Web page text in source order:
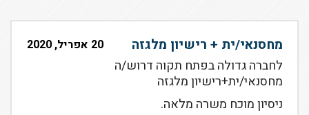
מחסנאי/ית + רישיון מלגזה 20 אפריל, 2020
לחברה גדולה בפתח תקוה דרוש/ה
מחסנאי/ית+רישיון מלגזה
ניסיון מוכח משרה מלאה.